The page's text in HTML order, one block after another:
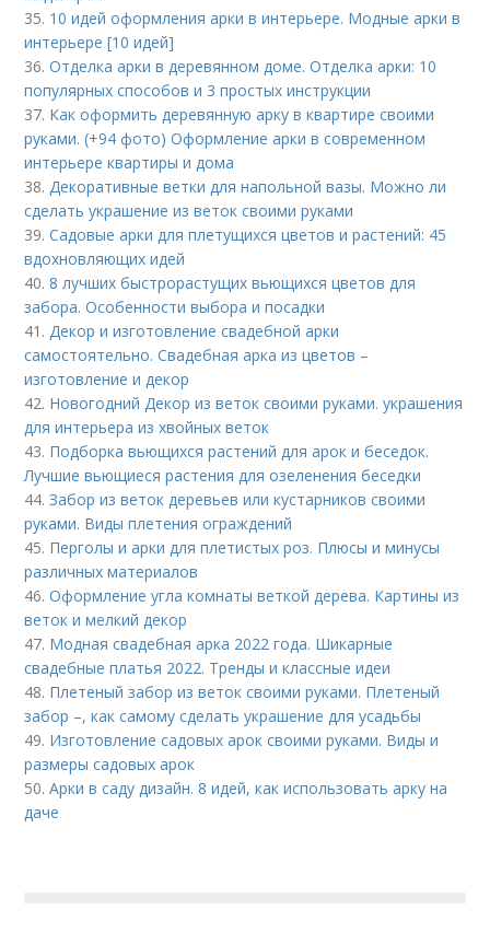
35. 10 идей оформления арки в интерьере. Модные арки в
интерьере [10 идей]
36.Отделка арки в деревянном доме. Отделка арки: 10
популярных способов и 3 простых инструкции
37. Как оформить деревянную арку в квартире своими
руками. (+94 фото) Оформление арки в современном
интерьере квартиры и дома
38. Декоративные ветки для напольной вазы. Можно ли
сделать украшение из веток своими руками
39.Садовые арки для плетущихся цветов и растений: 45
вдохновляющих идей
40.8 лучших быстрорастущих вьющихся цветов для
забора. Особенности выбора и посадки
41. Декор и изготовление свадебной арки
самостоятельно. Свадебная арка из цветов –
изготовление и декор
42. Новогодний Декор из веток своими руками. украшения
для интерьера из хвойных веток
43. Подборка вьющихся растений для арок и беседок.
Лучшие вьющиеся растения для озеленения беседки
44.Забор из веток деревьев или кустарников своими
руками. Виды плетения ограждений
45. Перголы и арки для плетистых роз. Плюсы и минусы
различных материалов
46.Оформление угла комнаты веткой дерева. Картины из
веток и мелкий декор
47. Модная свадебная арка 2022 года. Шикарные
свадебные платья 2022. Тренды и классные идеи
48. Плетеный забор из веток своими руками. Плетеный
забор –, как самому сделать украшение для усадьбы
49. Изготовление садовых арок своими руками. Виды и
размеры садовых арок
50.Арки в саду дизайн. 8 идей, как использовать арку на
даче